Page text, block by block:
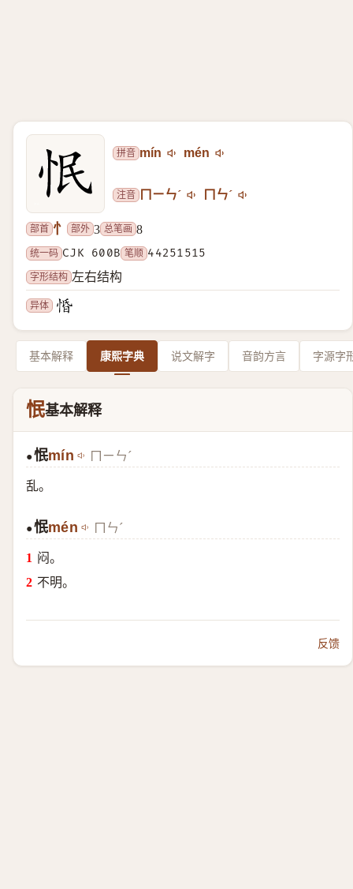
拼音 mín mén
注音 ㄇㄧㄣˊ ㄇㄣˊ
部首 忄 部外 3 总笔画 8
统一码 CJK 600B 笔顺 44251515
字形结构 左右结构
异体
基本解释 康熙字典 说文解字 音韵方言 字源字
怋基本解释
●怋mín ㄇㄧㄣˊ
乱。
●怋mén ㄇㄣˊ
闷。
不明。
反馈